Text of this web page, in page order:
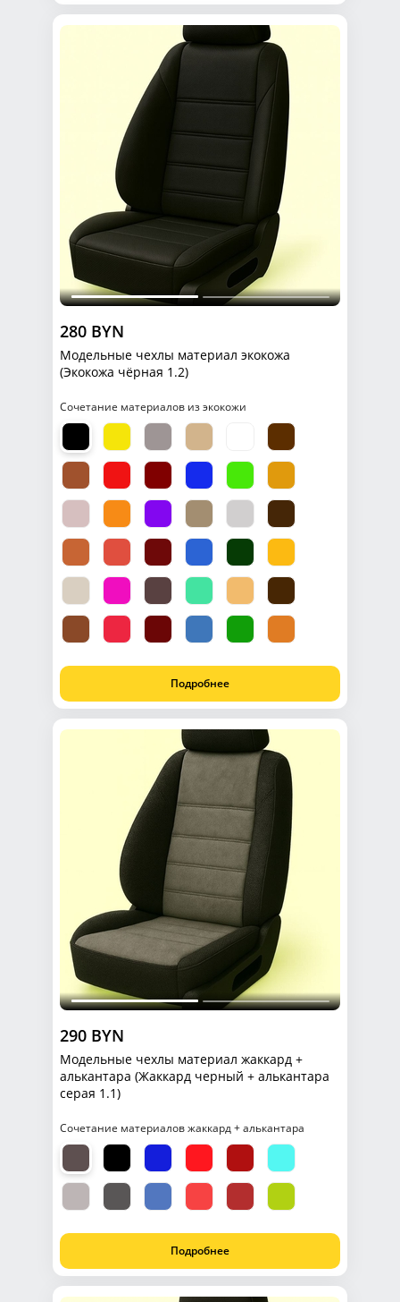
280 BYN
Модельные чехлы материал экокожа
(Экокожа чёрная 1.2)
Сочетание материалов из экокожи
Подробнее
290 BYN
Модельные чехлы материал жаккард +
алькантара (Жаккард черный + алькантара
серая 1.1)
Сочетание материалов жаккард + алькантара
Подробнее